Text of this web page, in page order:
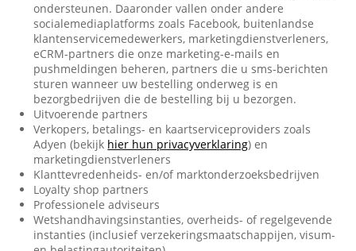
ondersteunen. Daaronder vallen onder andere
socialemediaplatforms zoals Facebook, buitenlandse
klantenservicemedewerkers, marketingdienstverleners,
eCRM-partners die onze marketing-e-mails en
pushmeldingen beheren, partners die u sms-berichten
sturen wanneer uw bestelling onderweg is en
bezorgbedrijven die de bestelling bij u bezorgen.
Uitvoerende partners
Verkopers, betalings- en kaartserviceproviders zoals
Adyen (bekijk hier hun privacyverklaring) en
marketingdienstverleners
Klanttevredenheids- en/of marktonderzoeksbedrijven
Loyalty shop partners
Professionele adviseurs
Wetshandhavingsinstanties, overheids- of regelgevende
instanties (inclusief verzekeringsmaatschappijen, visum-